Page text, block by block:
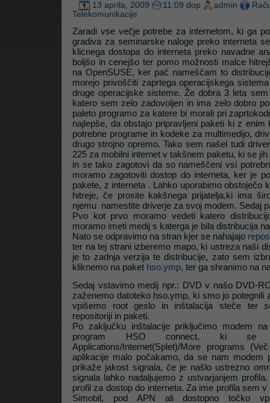
Litrop.net
13 aprila, 2009 11:09 dop admin
Telekomunikacije
Zaradi vse večje potrebe za internetom, ki ga
gradiva za seminarske naloge preko interneta
klicnega dostopa do interneta preko navadne
boljšo in cenejšo ter pomo možnosti malce
na OpenSUSE, ker pač nameščam to
morejo privoščiti zaprtega operacijskega
druge operacijske sisteme. Že dobra 3 leta
katero sem zelo zadovoljen in ima zelo dobro
paleto programo za katere bi morali pri
najlepše, da obstajo pripravljeni paketi ki z
potrebne programe in kodeke za multimedijo,
drugo strojno opremo. Tako sem našel tudi
225 za mobilni internet v takšnem paketu, ki se
in se tako zagotovi da so nameščeni vsi
moramo zagotoviti dostop do interneta, ker je
pakete, z interneta . Lahko uporabimo obstoječo
hitreje, če prosite kakšnega prijatelja,ki ima
njemu namestite driverje za svoj modem. Sedaj
Pvo kot prvo moramo vedeti katero
moramo imeti medij s katerga je bila distribucija
Nato se odpravimo na stran kjer se nahajajo
ter na tej strani izberemo mapo, ki ustreza naši
je to zadnja verzija te distribucije, zato sem
kliknemo na paket hso.ymp, ter ga shranimo na
Sedaj vstavimo medij npr.: DVD v našo DVD-
zaženemo datoteko hso.ymp, ki smo jo potegnili
vpišemo root geslo in inštalacija steče ter
repositoriji in paketi.
Po zaključku inštalacije priključimo modem
program HSO connect, ki se
Applications/Internet(Splet)/More programs
aplikacije malo počakamo, da se nam modem
prikaže jakost signala, če je našlo ustrezno
signala lahko nadaljujemo z ustvarjanjem
profil za dostop do interneta. Za ime profila sem
Simobil, pod APN ali dostopno točko